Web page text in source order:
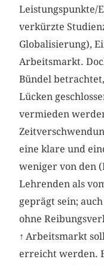
Leistungspunkte/
verkürzte
Globalisierung),
Arbeitsmarkt.
Bündel
Lücken
vermieden
eine klare und
weniger von den
Lehrenden als
geprägt sein;
ohne
↑Arbeitsmarkt
erreicht werden.